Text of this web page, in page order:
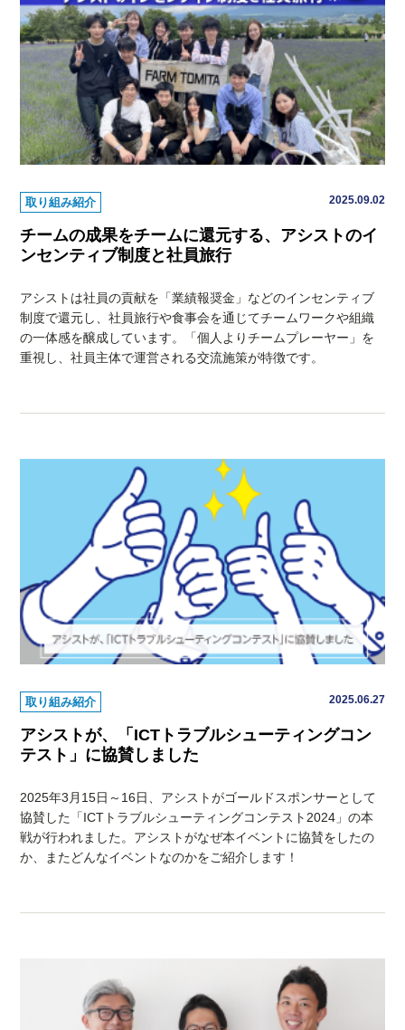
取り組み紹介 2025.09.02
チームの成果をチームに還元する、アシストのイ
ンセンティブ制度と社員旅行
アシストは社員の貢献を「業績報奨金」などのインセンティブ
制度で還元し、社員旅行や食事会を通じてチームワークや組織
の一体感を醸成しています。「個人よりチームプレーヤー」を
重視し、社員主体で運営される交流施策が特徴です。
取り組み紹介 2025.06.27
アシストが、「ICTトラブルシューティングコン
テスト」に協賛しました
2025年3月15日～16日、アシストがゴールドスポンサーとして
協賛した「ICTトラブルシューティングコンテスト2024」の本
戦が行われました。アシストがなぜ本イベントに協賛をしたの
か、またどんなイベントなのかをご紹介します！